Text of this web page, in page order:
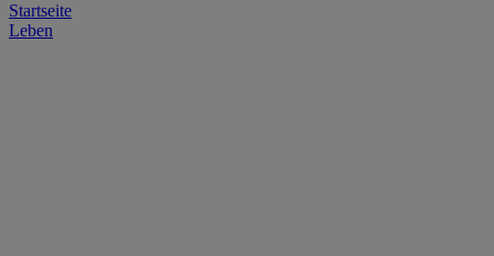
Startseite
Leben